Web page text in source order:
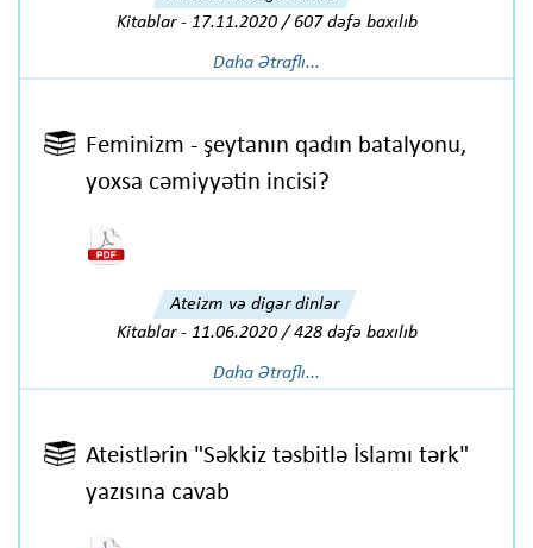
Kitablar- 17.11.2020 / 607 dəfə baxılıb
Daha Ətraflı...
Feminizm - şeytanın qadın batalyonu,
yoxsa cəmiyyətin incisi?
Ateizm və digər dinlər
Kitablar- 11.06.2020 / 428 dəfə baxılıb
Daha Ətraflı...
Ateistlərin "Səkkiz təsbitlə İslamı tərk"
yazısına cavab